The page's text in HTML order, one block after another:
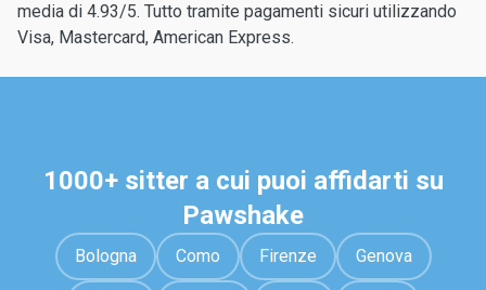
media di 4.93/5. Tutto tramite pagamenti sicuri utilizzando
Visa, Mastercard, American Express.
1000+ sitter a cui puoi affidarti su
Pawshake
Bologna Como Firenze Genova